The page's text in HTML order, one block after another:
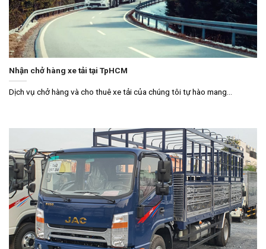
Nhận chở hàng xe tải tại TpHCM
Dịch vụ chở hàng và cho thuê xe tải của chúng tôi tự hào mang...